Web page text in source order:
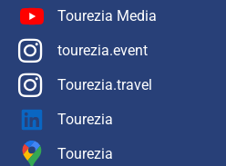
Tourezia Media
tourezia.event
Tourezia.travel
Tourezia
Tourezia